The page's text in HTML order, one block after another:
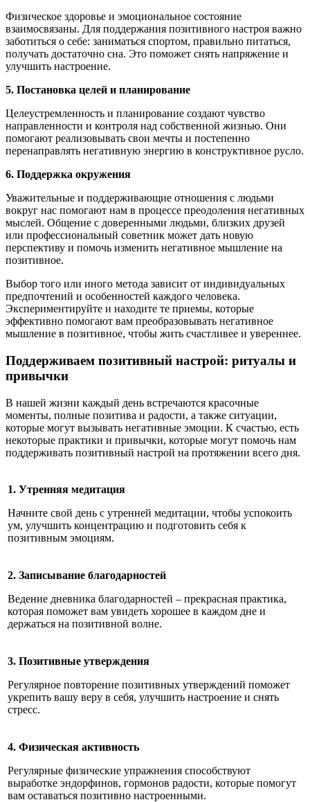
Физическое здоровье и эмоциональное состояние
взаимосвязаны. Для поддержания позитивного настроя важно
заботиться о себе: заниматься спортом, правильно питаться,
получать достаточно сна. Это поможет снять напряжение и
улучшить настроение.
5. Постановка целей и планирование
Целеустремленность и планирование создают чувство
направленности и контроля над собственной жизнью. Они
помогают реализовывать свои мечты и постепенно
перенаправлять негативную энергию в конструктивное русло.
6. Поддержка окружения
Уважительные и поддерживающие отношения с людьми
вокруг нас помогают нам в процессе преодоления негативных
мыслей. Общение с доверенными людьми, близких друзей
или профессиональный советник может дать новую
перспективу и помочь изменить негативное мышление на
позитивное.
Выбор того или иного метода зависит от индивидуальных
предпочтений и особенностей каждого человека.
Экспериментируйте и находите те приемы, которые
эффективно помогают вам преобразовывать негативное
мышление в позитивное, чтобы жить счастливее и увереннее.
Поддерживаем позитивный настрой: ритуалы и
привычки
В нашей жизни каждый день встречаются красочные
моменты, полные позитива и радости, а также ситуации,
которые могут вызывать негативные эмоции. К счастью, есть
некоторые практики и привычки, которые могут помочь нам
поддерживать позитивный настрой на протяжении всего дня.
1. Утренняя медитация
Начните свой день с утренней медитации, чтобы успокоить
ум, улучшить концентрацию и подготовить себя к
позитивным эмоциям.
2. Записывание благодарностей
Ведение дневника благодарностей – прекрасная практика,
которая поможет вам увидеть хорошее в каждом дне и
держаться на позитивной волне.
3. Позитивные утверждения
Регулярное повторение позитивных утверждений поможет
укрепить вашу веру в себя, улучшить настроение и снять
стресс.
4. Физическая активность
Регулярные физические упражнения способствуют
выработке эндорфинов, гормонов радости, которые помогут
вам оставаться позитивно настроенными.